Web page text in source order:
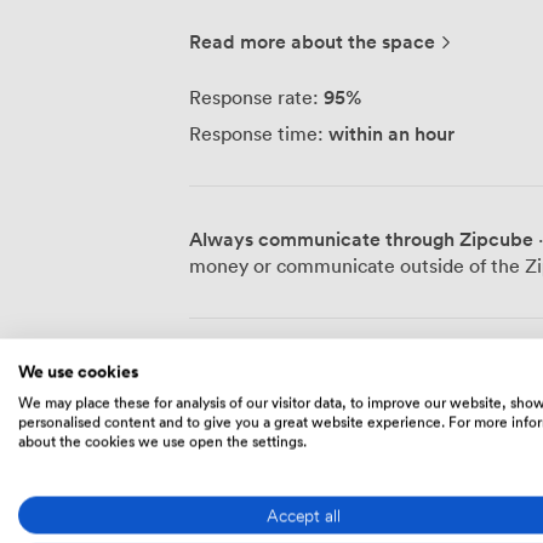
Que vous ayez besoin d'un espace pour
événements, nous disposons de huit
micros et de vidéoprojecteurs pour garantir
pauses-café et déjeuners. Au rez-de-
accueille pour prolonger vos discussions
Tanneurs et Zenpark. Nous accueillons également des afterworks, études de
marché, entretiens et cours privés dans
Read more about the space
Response rate: 95%
Response time: within an hour
Always communicate through Zipcube
money or communicate outside of the
From2376/month
We use cookies
We may place these for analysis of our visitor data, to improve our website,
personalised content and to give you a great website experience. For more
about the cookies we use open the settings.
Accept all